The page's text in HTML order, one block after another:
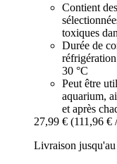
Contient
toxiques
Durée de
30 °C
Peut être
aquarium,
et après
27,99 € (111,96 €
Livraison